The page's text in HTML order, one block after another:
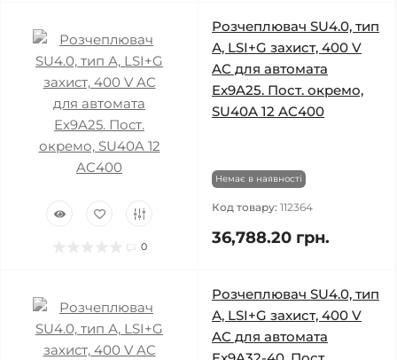
0
Розчеплювач SU4.0, тип
А, LSI+G захист, 400 V
AC для автомата
Ex9A25. Пост. окремо,
SU40A 12 AC400
Немає в наявності
Код товару: 112364
36,788.20 грн.
Розчеплювач SU4.0, тип
А, LSI+G захист, 400 V
AC для автомата